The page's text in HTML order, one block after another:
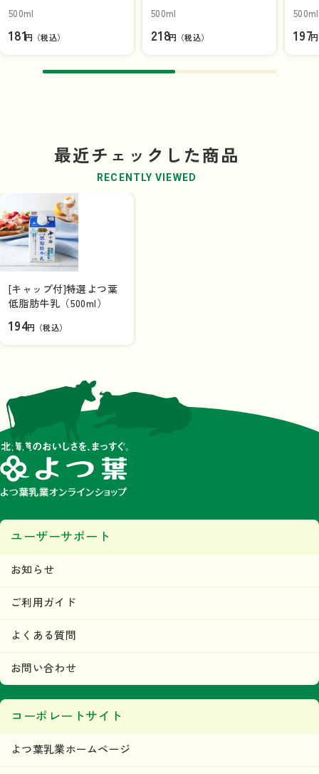
500ml
181円（税込）
500ml
218円（税込）
500ml
197
最近チェックした商品
RECENTLY VIEWED
[キャップ付]特選よつ葉
低脂肪牛乳（500ml）
194円（税込）
ユーザーサポート
お知らせ
ご利用ガイド
よくある質問
お問い合わせ
コーポレートサイト
よつ葉乳業ホームページ